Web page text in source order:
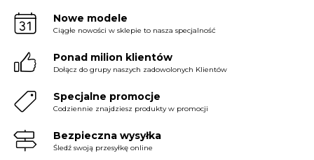
Nowe modele
Ciągłe nowości w sklepie to nasza specjalność
Ponad milion klientów
Dołącz do grupy naszych zadowolonych Klientów
Specjalne promocje
Codziennie znajdziesz produkty w promocji
Bezpieczna wysyłka
Śledź swoją przesyłkę online